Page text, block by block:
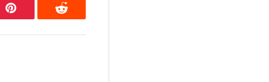
Pinterest Reddit